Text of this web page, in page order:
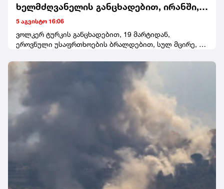
ხელმძღვანელის განცხადებით, ირანში,
მარტის შემდეგ, 50-ზე მეტი ადამიანი
დასაჯეს სიკვდილით
5 აგვისტო 16:06
ვოლკერ ტურკის განცხადებით, 19 მარტიდან,
ეროვნული უსაფრთხოების ბრალდებით, სულ მცირე, 56
ადამიანის საქმე მასშტაბურ ანტისამთავრობო
საპროტესტო აქციებს უკავშირდებოდა.გაეროს
ხელისუფლებას მოუწოდა, შეწყვიტოს სიკვდილით
დასჯა და გააუქმოს ეს პრაქტიკა.